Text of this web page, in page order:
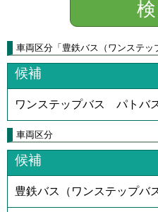
車両区分「豊鉄バス（ワンステ
候補
ワンステップバス パトバ
車両区分
候補
豊鉄バス（ワンステップバス